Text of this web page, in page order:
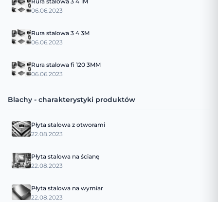
06.06.2023
Rura stalowa 3 4 3M
06.06.2023
Rura stalowa fi 120 3MM
06.06.2023
Blachy - charakterystyki produktów
Płyta stalowa z otworami
22.08.2023
Płyta stalowa na ścianę
22.08.2023
Płyta stalowa na wymiar
22.08.2023